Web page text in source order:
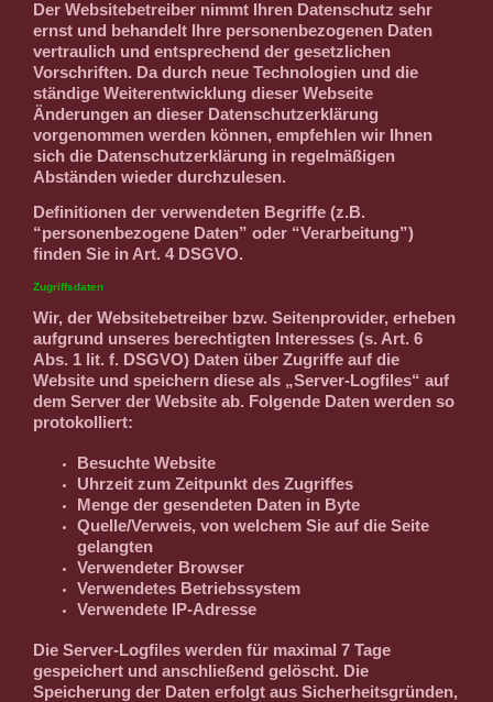
Der Websitebetreiber nimmt Ihren Datenschutz sehr
ernst und behandelt Ihre personenbezogenen Daten
vertraulich und entsprechend der gesetzlichen
Vorschriften. Da durch neue Technologien und die
ständige Weiterentwicklung dieser Webseite
Änderungen an dieser Datenschutzerklärung
vorgenommen werden können, empfehlen wir Ihnen
sich die Datenschutzerklärung in regelmäßigen
Abständen wieder durchzulesen.
Definitionen der verwendeten Begriffe (z.B.
“personenbezogene Daten” oder “Verarbeitung”)
finden Sie in Art. 4 DSGVO.
Zugriffsdaten
Wir, der Websitebetreiber bzw. Seitenprovider, erheben
aufgrund unseres berechtigten Interesses (s. Art. 6
Abs. 1 lit. f. DSGVO) Daten über Zugriffe auf die
Website und speichern diese als „Server-Logfiles“ auf
dem Server der Website ab. Folgende Daten werden so
protokolliert:
Besuchte Website
Uhrzeit zum Zeitpunkt des Zugriffes
Menge der gesendeten Daten in Byte
Quelle/Verweis, von welchem Sie auf die Seite
gelangten
Verwendeter Browser
Verwendetes Betriebssystem
Verwendete IP-Adresse
Die Server-Logfiles werden für maximal 7 Tage
gespeichert und anschließend gelöscht. Die
Speicherung der Daten erfolgt aus Sicherheitsgründen,